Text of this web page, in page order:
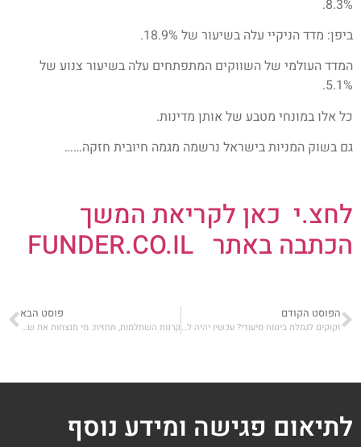
8.3%.
ביפן: מדד הניקיי עלה בשיעור של 18.9%.
המדד העולמי של השווקים המתפתחים עלה בשיעור צנוע של
5.1%.
כל אלו במונחי מטבע של אותן מדינות.
גם בשוק המניות בישראל נרשמה מגמה חיובית חזקה……
לחצ.י כאן לקריאת המשך
הכתבה באתר FUNDER.CO.IL
הפוסט הקודם
זקוקים לגמלת ביטוח סיעודי? עכשיו יהיה לכם הרבה יותר קשה להוכיח
פוסט הבא
קרנות השתלמות, תחזית: מי מנצחות את שנת 2024 ? מי מאכזבת?
לתיאום פגישה ומידע נוסף